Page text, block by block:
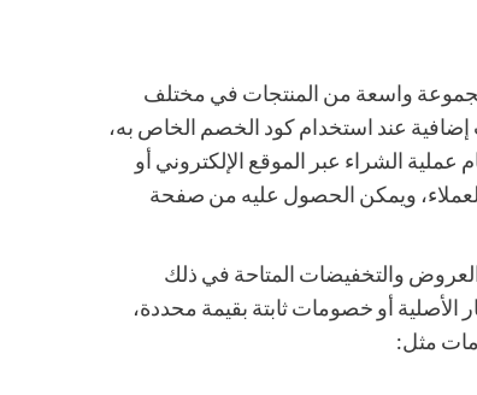
واسعة من المنتجات في مختلف
عند استخدام كود الخصم الخاص به،
عملية الشراء عبر الموقع الإلكتروني أو
ويمكن الحصول عليه من صفحة
والتخفيضات المتاحة في ذلك
أو خصومات ثابتة بقيمة محددة،
مثل: